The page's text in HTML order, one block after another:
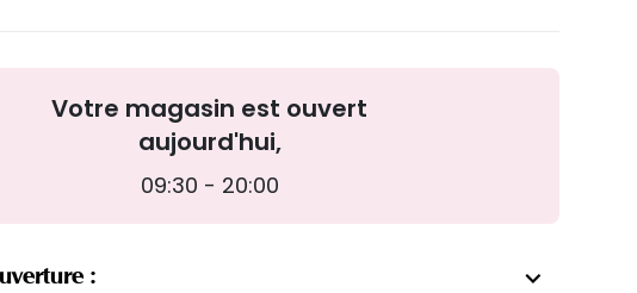
Votre magasin est ouvert
aujourd'hui,
09:30 - 20:00
: